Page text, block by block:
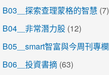
B03＿探索查理蒙格的智慧 (7)
B04＿非常潛力股 (12)
B05＿smart智富與今周刊專欄
B06＿投資書摘 (63)